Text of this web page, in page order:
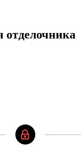
отделочника